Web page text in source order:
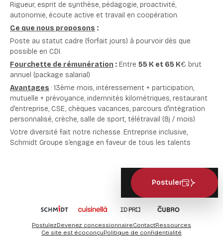
Rigueur, esprit de synthèse, pédagogie, proactivité,
autonomie, écoute active et travail en coopération.
Ce que nous proposons :
Poste au statut cadre (forfait jours) à pourvoir dès que
possible en CDI.
Fourchette de rémunération : Entre 55 K et 65 K€ brut
annuel (package salarial)
Avantages : 13ème mois, intéressement + participation,
mutuelle + prévoyance, indemnités kilométriques, restaurant
d'entreprise, CSE, chèques vacances, parcours d'intégration
personnalisé, crèche, salle de sport, télétravail (8j / mois)
Votre diversité fait notre richesse. Entreprise inclusive,
Schmidt Groupe s’engage en faveur de tous les talents
Postuler
PostulezDevenez concessionnaireContactRessources
Ce site est écoconçuPolitique de confidentialité